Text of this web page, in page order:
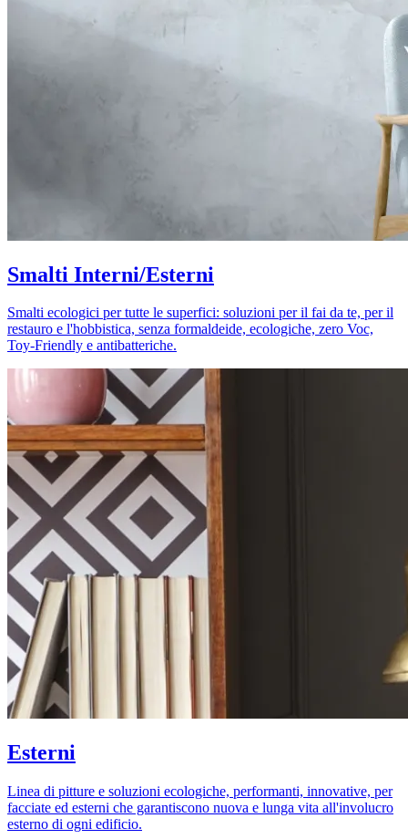
Smalti Interni/Esterni
Smalti ecologici per tutte le superfici: soluzioni per il fai da te, per il
restauro e l'hobbistica, senza formaldeide, ecologiche, zero Voc,
Toy-Friendly e antibatteriche.
Esterni
Linea di pitture e soluzioni ecologiche, performanti, innovative, per
facciate ed esterni che garantiscono nuova e lunga vita all'involucro
esterno di ogni edificio.